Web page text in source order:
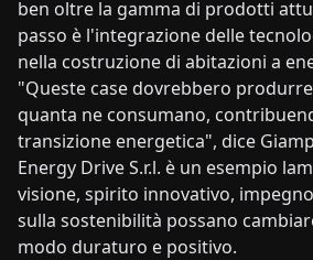
ben oltre la gamma di prodotti
passo è l'integrazione delle
nella costruzione di abitazioni a
"Queste case dovrebbero
quanta ne consumano,
transizione energetica", dice
Energy Drive S.r.l. è un esempio
visione, spirito innovativo,
sulla sostenibilità possano
modo duraturo e positivo.